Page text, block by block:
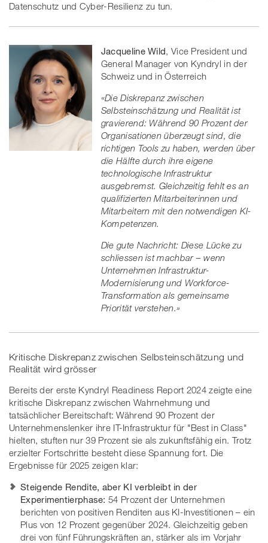
Datenschutz und Cyber-Resilienz zu tun.
Jacqueline Wild, Vice President und
General Manager von Kyndryl in der
Schweiz und in Österreich
«Die Diskrepanz zwischen
Selbsteinschätzung und Realität ist
gravierend: Während 90 Prozent der
Organisationen überzeugt sind, die
richtigen Tools zu haben, werden über
die Hälfte durch ihre eigene
technologische Infrastruktur
ausgebremst. Gleichzeitig fehlt es an
qualifizierten Mitarbeiterinnen und
Mitarbeitern mit den notwendigen KI-
Kompetenzen.
Die gute Nachricht: Diese Lücke zu
schliessen ist machbar – wenn
Unternehmen Infrastruktur-
Modernisierung und Workforce-
Transformation als gemeinsame
Priorität verstehen.»
Kritische Diskrepanz zwischen Selbsteinschätzung und
Realität wird grösser
Bereits der erste Kyndryl Readiness Report 2024 zeigte eine
kritische Diskrepanz zwischen Wahrnehmung und
tatsächlicher Bereitschaft: Während 90 Prozent der
Unternehmenslenker ihre IT-Infrastruktur für "Best in Class"
hielten, stuften nur 39 Prozent sie als zukunftsfähig ein. Trotz
erzielter Fortschritte besteht diese Spannung fort. Die
Ergebnisse für 2025 zeigen klar:
Steigende Rendite, aber KI verbleibt in der
Experimentierphase: 54 Prozent der Unternehmen
berichten von positiven Renditen aus KI-Investitionen – ein
Plus von 12 Prozent gegenüber 2024. Gleichzeitig geben
drei von fünf Führungskräften an, stärker als im Vorjahr